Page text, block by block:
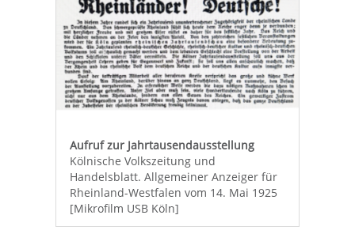
Aufruf zur Jahrtausendausstellung
Kölnische Volkszeitung und
Handelsblatt. Allgemeiner Anzeiger für
Rheinland-Westfalen vom 14. Mai 1925
[Mikrofilm USB Köln]